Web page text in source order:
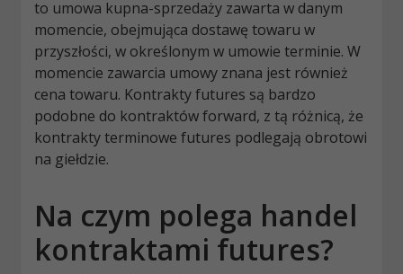
to umowa kupna-sprzedaży zawarta w danym
momencie, obejmująca dostawę towaru w
przyszłości, w określonym w umowie terminie. W
momencie zawarcia umowy znana jest również
cena towaru. Kontrakty futures są bardzo
podobne do kontraktów forward, z tą różnicą, że
kontrakty terminowe futures podlegają obrotowi
na giełdzie.
Na czym polega handel
kontraktami futures?